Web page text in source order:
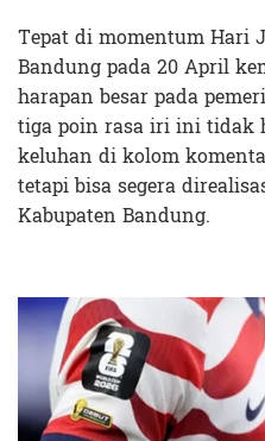
Tepat di momentum Hari
Bandung pada 20 April
harapan besar pada
tiga poin rasa iri ini tidak
keluhan di kolom
tetapi bisa segera
Kabupaten Bandung.